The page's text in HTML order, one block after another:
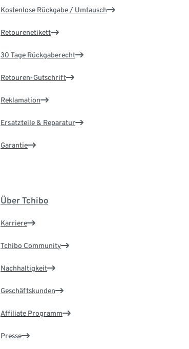
Kostenlose Rückgabe / Umtausch
Retourenetikett
30 Tage Rückgaberecht
Retouren-Gutschrift
Reklamation
Ersatzteile & Reparatur
Garantie
Über Tchibo
Karriere
Tchibo Community
Nachhaltigkeit
Geschäftskunden
Affiliate Programm
Presse